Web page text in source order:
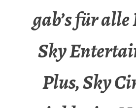
gab’s für
Sky
Plus, Sky